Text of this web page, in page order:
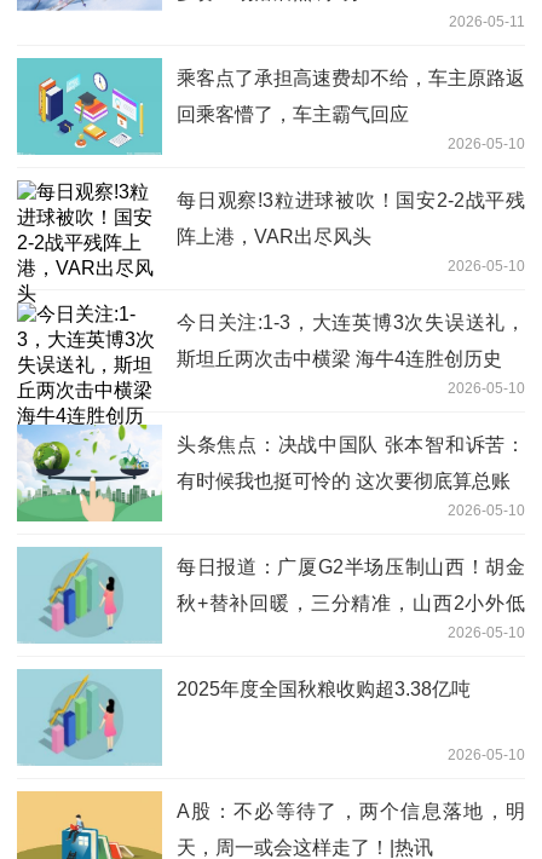
2026-05-11
乘客点了承担高速费却不给，车主原路返
回乘客懵了，车主霸气回应
2026-05-10
每日观察!3粒进球被吹！国安2-2战平残
阵上港，VAR出尽风头
2026-05-10
今日关注:1-3，大连英博3次失误送礼，
斯坦丘两次击中横梁 海牛4连胜创历史
2026-05-10
头条焦点：决战中国队 张本智和诉苦：
有时候我也挺可怜的 这次要彻底算总账
2026-05-10
每日报道：广厦G2半场压制山西！胡金
秋+替补回暖，三分精准，山西2小外低
2026-05-10
2025年度全国秋粮收购超3.38亿吨
2026-05-10
A股：不必等待了，两个信息落地，明
天，周一或会这样走了！|热讯